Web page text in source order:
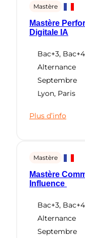
Mastère
Mastère
Digitale IA
Bac+3, Bac+4
Alternance
Septembre
Lyon, Paris
Plus d’info
Mastère
Mastère
Influence
Bac+3, Bac+4
Alternance
Septembre